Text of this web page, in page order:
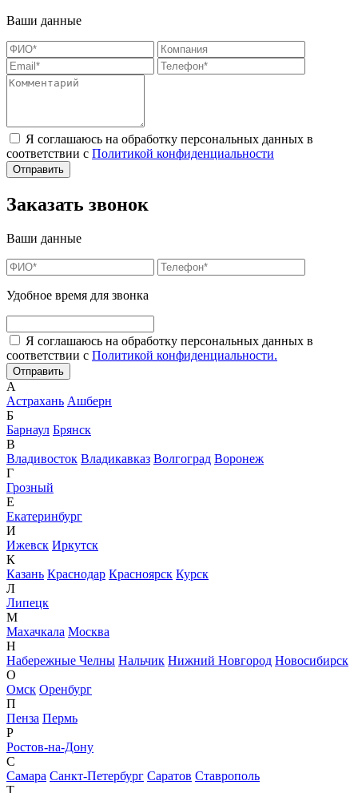
Ваши данные
Я соглашаюсь на обработку персональных данных в
соответствии с Политикой конфиденциальности
Заказать звонок
Ваши данные
Удобное время для звонка
Я соглашаюсь на обработку персональных данных в
соответствии с Политикой конфиденциальности.
А
Астрахань Ашберн
Б
Барнаул Брянск
В
Владивосток Владикавказ Волгоград Воронеж
Г
Грозный
Е
Екатеринбург
И
Ижевск Иркутск
К
Казань Краснодар Красноярск Курск
Л
Липецк
М
Махачкала Москва
Н
Набережные Челны Нальчик Нижний Новгород Новосибирск
О
Омск Оренбург
П
Пенза Пермь
Р
Ростов-на-Дону
С
Самара Санкт-Петербург Саратов Ставрополь